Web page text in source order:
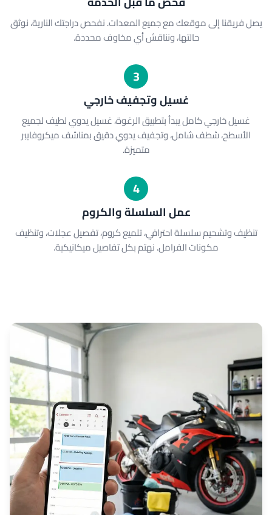
يصل فريقنا إلى موقعك مع جميع المعدات. نفحص دراجتك النارية، نوثق
حالتها، ونناقش أي مخاوف محددة.
3
غسيل وتجفيف خارجي
غسيل خارجي كامل يبدأ بتطبيق الرغوة، غسيل يدوي لطيف لجميع
الأسطح، شطف شامل، وتجفيف يدوي دقيق بمناشف ميكروفايبر
متميزة.
4
عمل السلسلة والكروم
تنظيف وتشحيم سلسلة احترافي، تلميع كروم، تفصيل عجلات، وتنظيف
مكونات الفرامل. نهتم بكل تفاصيل ميكانيكية.